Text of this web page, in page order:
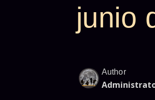
junio
Author